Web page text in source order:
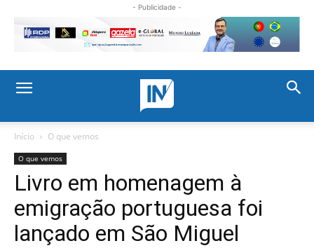
- Publicidade -
Início O que vemos
O que vemos
Livro em homenagem à
emigração portuguesa foi
lançado em São Miguel